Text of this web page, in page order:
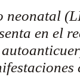
neonatal
en el